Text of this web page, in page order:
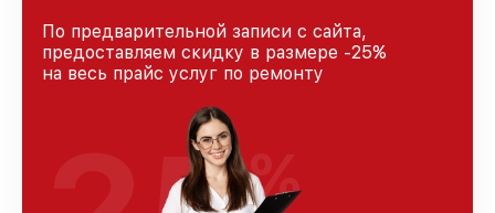
По предварительной записи с сайта,
предоставляем скидку в размере -25%
на весь прайс услуг по ремонту
%